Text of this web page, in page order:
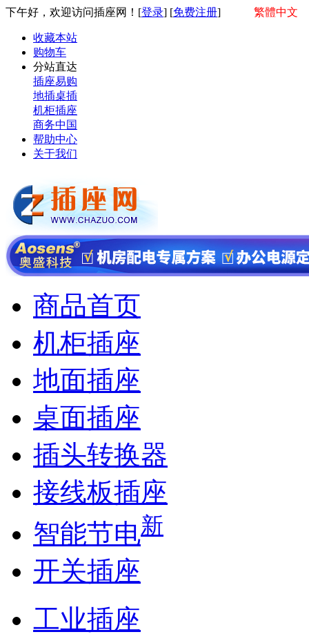
下午好，欢迎访问插座网！[登录] [免费注册] 繁體中文
收藏本站
购物车
分站直达
插座易购
地插桌插
机柜插座
商务中国
帮助中心
关于我们
商品首页
机柜插座
地面插座
桌面插座
插头转换器
接线板插座
智能节电新
开关插座
工业插座